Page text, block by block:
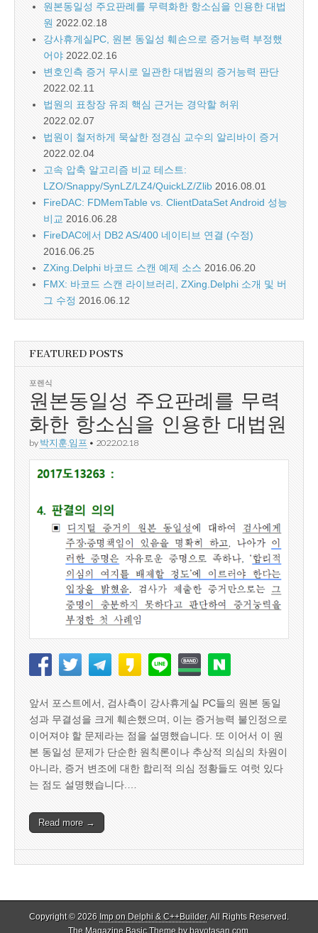
원본동일성 주요판례를 무력화한 항소심을 인용한 대법
원 2022.02.18
강사휴게실PC, 원본 동일성 훼손으로 증거능력 부정했
어야 2022.02.16
변호인측 증거 무시로 일관한 대법원의 증거능력 판단
2022.02.11
법원의 표창장 유죄 핵심 근거는 경악할 허위
2022.02.07
법원이 철저하게 묵살한 정경심 교수의 알리바이 증거
2022.02.04
고속 압축 알고리즘 비교 테스트:
LZO/Snappy/SynLZ/LZ4/QuickLZ/Zlib 2016.08.01
FireDAC: FDMemTable vs. ClientDataSet Android 성능
비교 2016.06.28
FireDAC에서 DB2 AS/400 네이티브 연결 (수정)
2016.06.25
ZXing.Delphi 바코드 스캔 예제 소스 2016.06.20
FMX: 바코드 스캔 라이브러리, ZXing.Delphi 소개 및 버
그 수정 2016.06.12
FEATURED POSTS
포렌식
원본동일성 주요판례를 무력
화한 항소심을 인용한 대법원
by 박지훈.임프 • 2022.02.18
앞서 포스트에서, 검사측이 강사휴게실 PC들의 원본 동일
성과 무결성을 크게 훼손했으며, 이는 증거능력 불인정으로
이어져야 할 문제라는 점을 설명했습니다. 또 이어서 이 원
본 동일성 문제가 단순한 원칙론이나 추상적 의심의 차원이
아니라, 증거 변조에 대한 합리적 의심 정황들도 여럿 있다
는 점도 설명했습니다.…
Read more →
Copyright © 2026 Imp on Delphi & C++Builder. All Rights Reserved.
The Magazine Basic Theme bybavotasan.com